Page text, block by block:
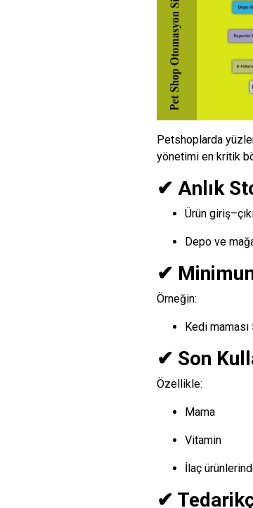
Petshoplarda
yönetimi en kritik
✔ Anlık
Ürün
Depo ve
✔
Örneğin:
Kedi
✔ Son
Özellikle:
Mama
Vitamin
İlaç
✔